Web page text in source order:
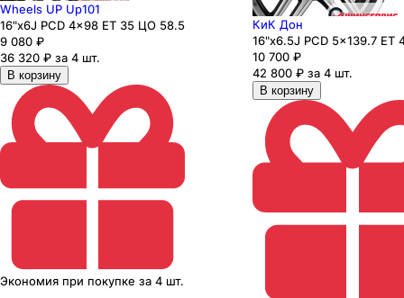
Wheels UP Up101
16"x6J PCD 4x98 ЕТ 35 ЦО 58.5
9 080 ₽
36 320 ₽ за 4 шт.
В корзину
Экономия при покупке за 4 шт.
КиК Дон
16"x6.5J PCD 5x139.7 ЕТ
10 700 ₽
42 800 ₽ за 4 шт.
В корзину